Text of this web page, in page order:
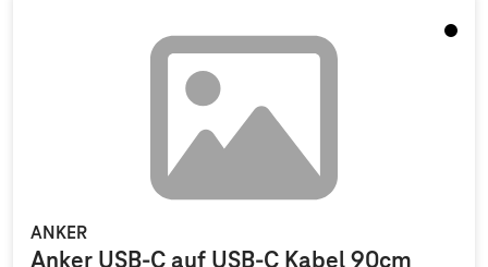
ANKER
Anker USB-C auf USB-C Kabel 90cm